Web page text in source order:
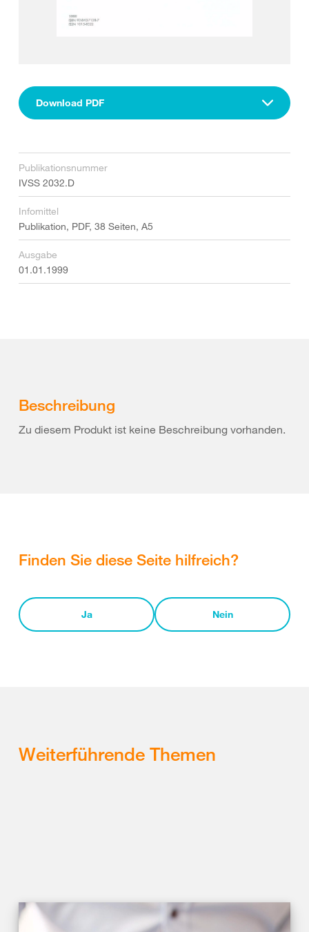
Download PDF
Publikationsnummer
IVSS 2032.D
Infomittel
Publikation, PDF, 38 Seiten, A5
Ausgabe
01.01.1999
Beschreibung
Zu diesem Produkt ist keine Beschreibung vorhanden.
Finden Sie diese Seite hilfreich?
Ja Nein
Weiterführende Themen